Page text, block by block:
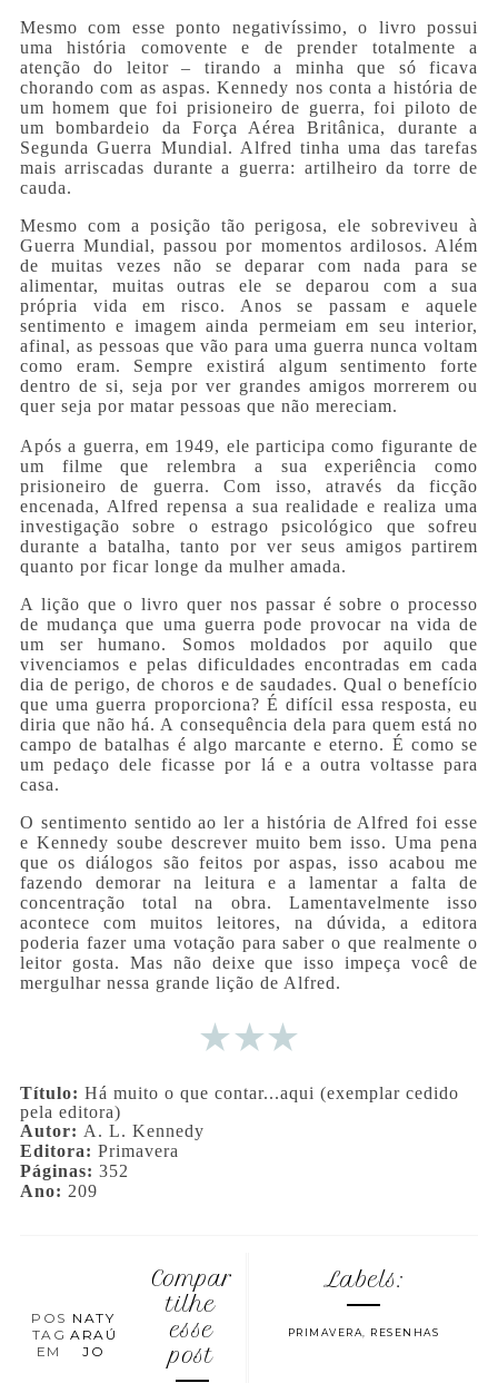
Mesmo com esse ponto negativíssimo, o livro possui
uma história comovente e de prender totalmente a
atenção do leitor – tirando a minha que só ficava
chorando com as aspas. Kennedy nos conta a história de
um homem que foi prisioneiro de guerra, foi piloto de
um bombardeio da Força Aérea Britânica, durante a
Segunda Guerra Mundial. Alfred tinha uma das tarefas
mais arriscadas durante a guerra: artilheiro da torre de
cauda.
Mesmo com a posição tão perigosa, ele sobreviveu à
Guerra Mundial, passou por momentos ardilosos. Além
de muitas vezes não se deparar com nada para se
alimentar, muitas outras ele se deparou com a sua
própria vida em risco. Anos se passam e aquele
sentimento e imagem ainda permeiam em seu interior,
afinal, as pessoas que vão para uma guerra nunca voltam
como eram. Sempre existirá algum sentimento forte
dentro de si, seja por ver grandes amigos morrerem ou
quer seja por matar pessoas que não mereciam.
Após a guerra, em 1949, ele participa como figurante de
um filme que relembra a sua experiência como
prisioneiro de guerra. Com isso, através da ficção
encenada, Alfred repensa a sua realidade e realiza uma
investigação sobre o estrago psicológico que sofreu
durante a batalha, tanto por ver seus amigos partirem
quanto por ficar longe da mulher amada.
A lição que o livro quer nos passar é sobre o processo
de mudança que uma guerra pode provocar na vida de
um ser humano. Somos moldados por aquilo que
vivenciamos e pelas dificuldades encontradas em cada
dia de perigo, de choros e de saudades. Qual o benefício
que uma guerra proporciona? É difícil essa resposta, eu
diria que não há. A consequência dela para quem está no
campo de batalhas é algo marcante e eterno. É como se
um pedaço dele ficasse por lá e a outra voltasse para
casa.
O sentimento sentido ao ler a história de Alfred foi esse
e Kennedy soube descrever muito bem isso. Uma pena
que os diálogos são feitos por aspas, isso acabou me
fazendo demorar na leitura e a lamentar a falta de
concentração total na obra. Lamentavelmente isso
acontece com muitos leitores, na dúvida, a editora
poderia fazer uma votação para saber o que realmente o
leitor gosta. Mas não deixe que isso impeça você de
mergulhar nessa grande lição de Alfred.
Título: Há muito o que contar...aqui (exemplar cedido
pela editora)
Autor: A. L. Kennedy
Editora: Primavera
Páginas: 352
Ano: 209
POS
TAG
EM
NATY
ARAÚ
JO
Compar
tilhe
esse
post
Labels:
PRIMAVERA RESENHAS